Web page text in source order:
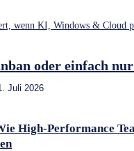
wenn KI, Windows & Cloud
oder einfach nur
Juli 2026
High-Performance